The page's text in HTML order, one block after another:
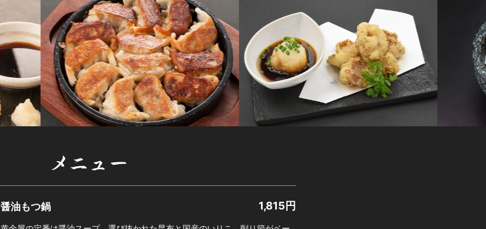
醤油もつ鍋 1,815 円